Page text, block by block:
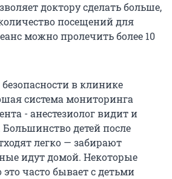
доктору сделать больше,
посещений для
можно пролечить более 10
в клинике
система мониторинга
- анестезиолог видит и
Большинство детей после
легко — забирают
идут домой. Некоторые
часто бывает с детьми